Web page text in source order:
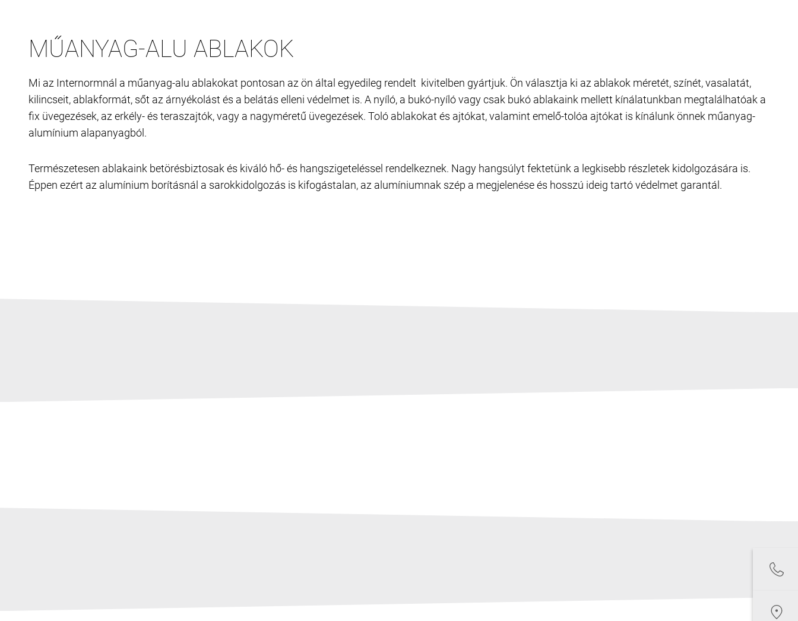
MŰANYAG-ALU ABLAKOK
Mi az Internormnál a műanyag-alu ablakokat pontosan az ön által egyedileg rendelt kivitelben gyártjuk. Ön választja ki az ablakok méretét, színét, vasalatát,
kilincseit, ablakformát, sőt az árnyékolást és a belátás elleni védelmet is. A nyíló, a bukó-nyíló vagy csak bukó ablakaink mellett kínálatunkban megtalálhatóak a
fix üvegezések, az erkély- és teraszajtók, vagy a nagyméretű üvegezések. Toló ablakokat és ajtókat, valamint emelő-tolóa ajtókat is kínálunk önnek műanyag-
alumínium alapanyagból.
Természetesen ablakaink betörésbiztosak és kiváló hő- és hangszigeteléssel rendelkeznek. Nagy hangsúlyt fektetünk a legkisebb részletek kidolgozására is.
Éppen ezért az alumínium borításnál a sarokkidolgozás is kifogástalan, az alumíniumnak szép a megjelenése és hosszú ideig tartó védelmet garantál.